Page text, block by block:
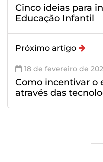
Cinco ideias para
Educação Infantil
Próximo artigo
18 de fevereiro de
Como incentivar o
através das